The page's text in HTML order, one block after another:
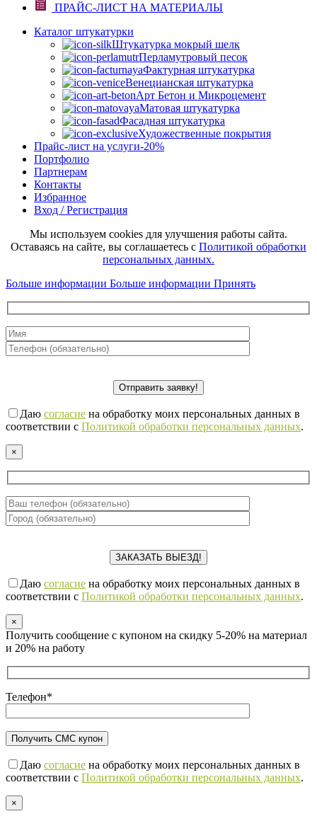
ПРАЙС-ЛИСТ НА МАТЕРИАЛЫ
Каталог штукатурки
Штукатурка мокрый шелк
Перламутровый песок
Фактурная штукатурка
Венецианская штукатурка
Арт Бетон и Микроцемент
Матовая штукатурка
Фасадная штукатурка
Художественные покрытия
Прайс-лист на услуги-20%
Портфолио
Партнерам
Контакты
Избранное
Вход / Регистрация
Мы используем cookies для улучшения работы сайта.
Оставаясь на сайте, вы соглашаетесь с Политикой обработки
персональных данных.
Больше информации Больше информации Принять
Даю согласие на обработку моих персональных данных в
соответствии с Политикой обработки персональных данных.
×
Даю согласие на обработку моих персональных данных в
соответствии с Политикой обработки персональных данных.
×
Получить сообщение с купоном на скидку 5-20% на материал
и 20% на работу
Телефон*
Даю согласие на обработку моих персональных данных в
соответствии с Политикой обработки персональных данных.
×